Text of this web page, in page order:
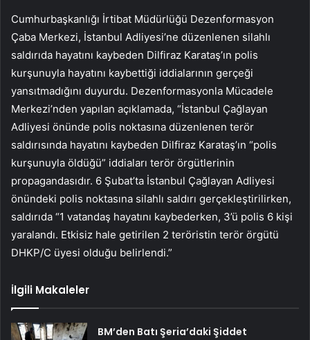
Cumhurbaşkanlığı İrtibat Müdürlüğü Dezenformasyon
Çaba Merkezi, İstanbul Adliyesi’ne düzenlenen silahlı
saldırıda hayatını kaybeden Dilfiraz Karataş’ın polis
kurşunuyla hayatını kaybettiği iddialarının gerçeği
yansıtmadığını duyurdu. Dezenformasyonla Mücadele
Merkezi’nden yapılan açıklamada, “İstanbul Çağlayan
Adliyesi önünde polis noktasına düzenlenen terör
saldırısında hayatını kaybeden Dilfiraz Karataş’ın “polis
kurşunuyla öldüğü” iddiaları terör örgütlerinin
propagandasıdır. 6 Şubat’ta İstanbul Çağlayan Adliyesi
önündeki polis noktasına silahlı saldırı gerçekleştirilirken,
saldırıda “1 vatandaş hayatını kaybederken, 3’ü polis 6 kişi
yaralandı. Etkisiz hale getirilen 2 teröristin terör örgütü
DHKP/C üyesi olduğu belirlendi.”
İlgili Makaleler
BM’den Batı Şeria’daki Şiddet